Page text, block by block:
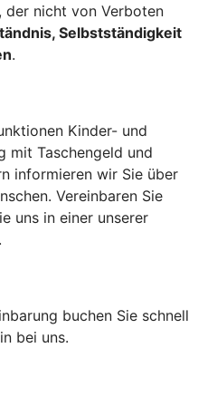
der nicht von Verboten
Selbstständigkeit
.
Kinder- und
mit Taschengeld und
informieren wir Sie über
Vereinbaren Sie
uns in einer unserer
buchen Sie schnell
bei uns.